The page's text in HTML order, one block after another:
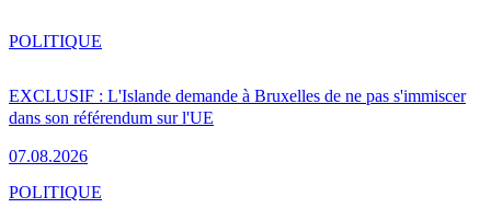
EXCLUSIF : L'Islande demande à Bruxelles de ne pas s'immiscer
dans son référendum sur l'UE
07.08.2026
POLITIQUE
POLITIQUE